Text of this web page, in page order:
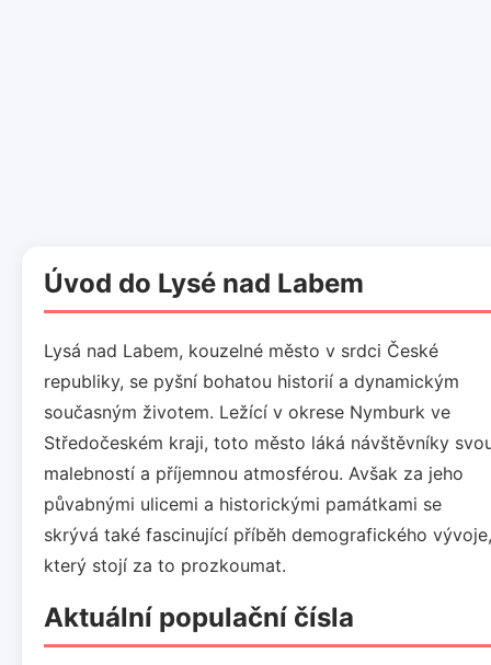
Úvod do Lysé nad Labem
Lysá nad Labem, kouzelné město v srdci České
republiky, se pyšní bohatou historií a dynamickým
současným životem. Ležící v okrese Nymburk ve
Středočeském kraji, toto město láká návštěvníky
malebností a příjemnou atmosférou. Avšak za jeho
půvabnými ulicemi a historickými památkami se
skrývá také fascinující příběh demografického vývoje,
který stojí za to prozkoumat.
Aktuální populační čísla